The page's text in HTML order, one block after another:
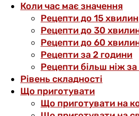
Коли час має значення
Рецепти до 15 хвилин
Рецепти до 30
Рецепти до 60
Рецепти за 2 години
Рецепти більш ніж
Рівень складності
Що приготувати
Що приготувати на